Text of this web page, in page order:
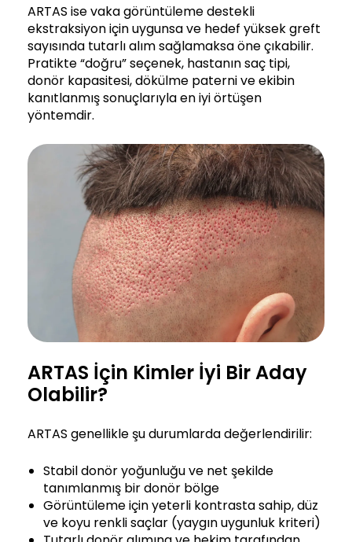
ARTAS ise vaka görüntüleme destekli
ekstraksiyon için uygunsa ve hedef yüksek greft
sayısında tutarlı alım sağlamaksa öne çıkabilir.
Pratikte “doğru” seçenek, hastanın saç tipi,
donör kapasitesi, dökülme paterni ve ekibin
kanıtlanmış sonuçlarıyla en iyi örtüşen
yöntemdir.
ARTAS İçin Kimler İyi Bir Aday
Olabilir?
ARTAS genellikle şu durumlarda değerlendirilir:
Stabil donör yoğunluğu ve net şekilde
tanımlanmış bir donör bölge
Görüntüleme için yeterli kontrasta sahip, düz
ve koyu renkli saçlar (yaygın uygunluk kriteri)